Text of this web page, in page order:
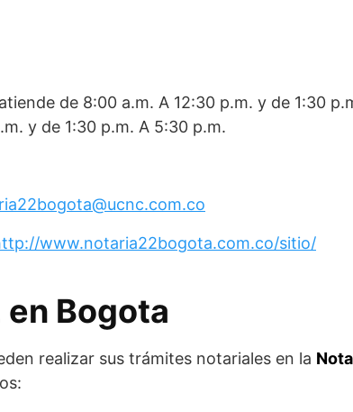
de 8:00 a.m. A 12:30 p.m. y de 1:30
y de 1:30 p.m. A 5:30 p.m.
www.notaria22bogota.com.co/sitio/
Bogota
realizar sus trámites notariales en la